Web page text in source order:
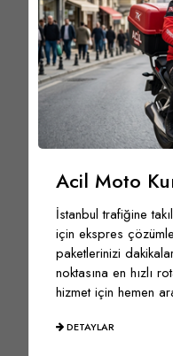
Acil Moto
İstanbul trafiğine
için ekspres
paketlerinizi
noktasına en hızlı
hizmet için hemen
DETAYLAR